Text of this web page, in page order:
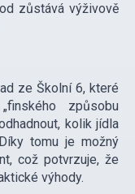
zůstává výživově
ze Školní 6, které
způsobu
kolik jídla
tomu je možný
což potvrzuje, že
výhody.